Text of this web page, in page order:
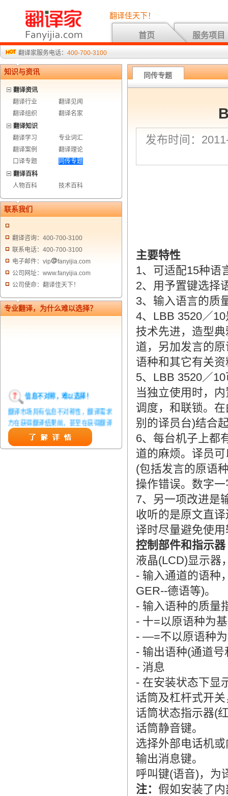
翻译佳天下！
首页 服务项目
翻译家服务电话： 400-700-3100
知识与资讯
翻译资讯
翻译行业
翻译见闻
翻译组织
翻译名家
翻译知识
翻译学习
专业词汇
翻译案例
翻译理论
口译专题
同传专题
翻译百科
人物百科
技术百科
联系我们
翻译咨询：400-700-3100
联系电话：400-700-3100
电子邮件：vip
fanyijia.com
公司网址：www.fanyijia.com
公司使命：翻译佳天下！
专业翻译，为什么难以选择？
信息不对称，难以选择！
翻译市场具有信息不对称性，翻译需求
方在获得翻译结果前，甚至在获得翻译
结果后，都无法准确判定翻译质量。从
而给劣质翻译者提供了一定生存条件，
同传专题
发布时间：
主要特性
1、可适配15种语
2、用予置键选择
3、输入语言的质
4、LBB 3520／
技术先进，造型
道，另加发言的
语种和其它有关
5、LBB 3520／
当独立使用时，
调度，和联锁。
别的译员台)结合
6、每台机子上都
道的麻烦。译员
(包括发言的原语
操作错误。数字
7、另一项改进是
收听的是原文直
译时尽量避免使
控制部件和指示器
液晶(LCD)显示器
- 输入通道的语种
GER--德语等)。
- 输入语种的质量
- 十=以原语种为
- —=不以原语种
- 输出语种(通道
- 消息
- 在安装状态下显
话筒及杠杆式开
话筒状态指示器(
话筒静音键。
选择外部电话机
输出消息键。
呼叫键(语音)，为
注： 假如安装了